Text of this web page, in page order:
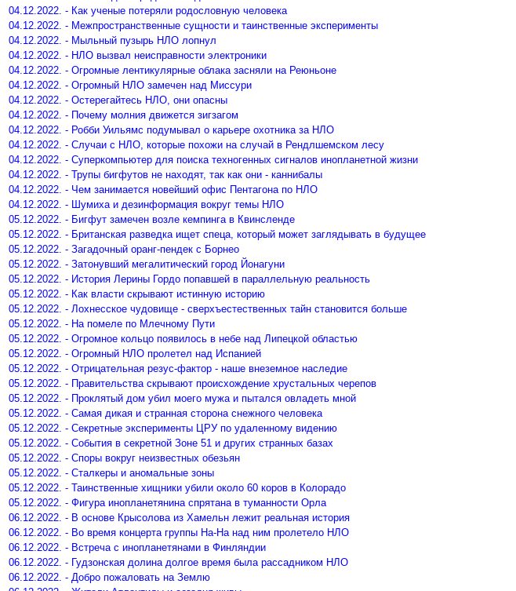
04.12.2022. - Как ученые потеряли родословную человека
04.12.2022. - Межпространственные сущности и таинственные эксперименты
04.12.2022. - Мыльный пузырь НЛО лопнул
04.12.2022. - НЛО вызвал неисправности электроники
04.12.2022. - Огромные лентикулярные облака засняли на Реюньоне
04.12.2022. - Огромный НЛО замечен над Миссури
04.12.2022. - Остерегайтесь НЛО, они опасны
04.12.2022. - Почему молния движется зигзагом
04.12.2022. - Робби Уильямс подумывал о карьере охотника за НЛО
04.12.2022. - Случаи с НЛО, которые похожи на случай в Рендлшемском лесу
04.12.2022. - Суперкомпьютер для поиска техногенных сигналов инопланетной жизни
04.12.2022. - Трупы бигфутов не находят, так как они - каннибалы
04.12.2022. - Чем занимается новейший офис Пентагона по НЛО
04.12.2022. - Шумиха и дезинформация вокруг темы НЛО
05.12.2022. - Бигфут замечен возле кемпинга в Квинсленде
05.12.2022. - Британская разведка ищет спеца, который может заглядывать в будущее
05.12.2022. - Загадочный оранг-пендек с Борнео
05.12.2022. - Затонувший мегалитический город Йонагуни
05.12.2022. - История Лерины Гордо попавшей в параллельную реальность
05.12.2022. - Как власти скрывают истинную историю
05.12.2022. - Лохнесское чудовище - сверхъестественных тайн становится больше
05.12.2022. - На помеле по Млечному Пути
05.12.2022. - Огромное кольцо появилось в небе над Липецкой областью
05.12.2022. - Огромный НЛО пролетел над Испанией
05.12.2022. - Отрицательная резус-фактор - наше внеземное наследие
05.12.2022. - Правительства скрывают происхождение хрустальных черепов
05.12.2022. - Проклятый дом убил моего мужа и пытался овладеть мной
05.12.2022. - Самая дикая и странная сторона снежного человека
05.12.2022. - Секретные эксперименты ЦРУ по удаленному видению
05.12.2022. - События в секретной Зоне 51 и других странных базах
05.12.2022. - Споры вокруг неизвестных обезьян
05.12.2022. - Сталкеры и аномальные зоны
05.12.2022. - Таинственные хищники убили около 60 коров в Колорадо
05.12.2022. - Фигура инопланетянина спрятана в туманности Орла
06.12.2022. - В основе Крысолова из Хамельн лежит реальная история
06.12.2022. - Во время концерта группы На-На над ним пролетело НЛО
06.12.2022. - Встреча с инопланетянами в Финляндии
06.12.2022. - Гудзонская долина долгое время была рассадником НЛО
06.12.2022. - Добро пожаловать на Землю